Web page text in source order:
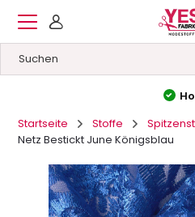
Hohe Qualität&
Startseite
Stoffe
Netz Bestickt June Königsblau